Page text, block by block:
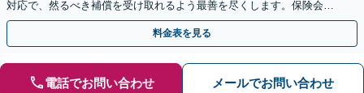
対応で、然るべき補償を受け取れるよう最善を尽くします。保険会社
との交渉から裁判までお任せください【休日・夜間面談可】
料金表を見る
電話でお問い合わせ メールでお問い合わせ